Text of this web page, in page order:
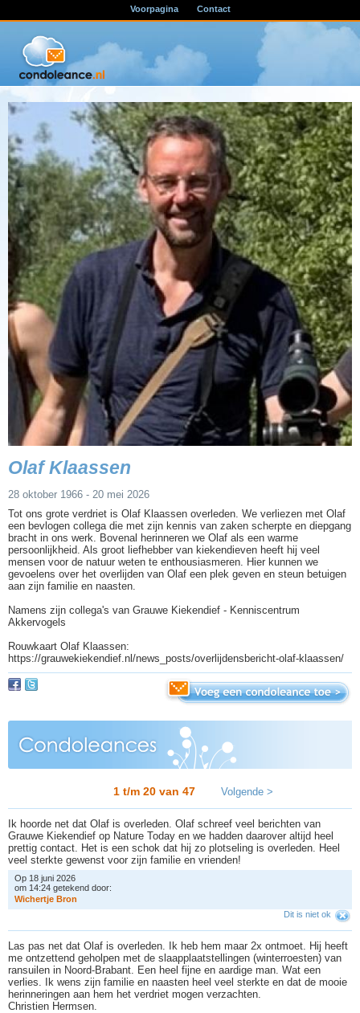
Voorpagina Contact
Olaf Klaassen
28 oktober 1966 - 20 mei 2026
Tot ons grote verdriet is Olaf Klaassen overleden. We verliezen met Olaf
een bevlogen collega die met zijn kennis van zaken scherpte en diepgang
bracht in ons werk. Bovenal herinneren we Olaf als een warme
persoonlijkheid. Als groot liefhebber van kiekendieven heeft hij veel
mensen voor de natuur weten te enthousiasmeren. Hier kunnen we
gevoelens over het overlijden van Olaf een plek geven en steun betuigen
aan zijn familie en naasten.
Namens zijn collega's van Grauwe Kiekendief - Kenniscentrum
Akkervogels
Rouwkaart Olaf Klaassen:
https://grauwekiekendief.nl/news_posts/overlijdensbericht-olaf-klaassen/
1 t/m 20 van 47 Volgende >
Ik hoorde net dat Olaf is overleden. Olaf schreef veel berichten van
Grauwe Kiekendief op Nature Today en we hadden daarover altijd heel
prettig contact. Het is een schok dat hij zo plotseling is overleden. Heel
veel sterkte gewenst voor zijn familie en vrienden!
Op 18 juni 2026
om 14:24 getekend door:
Wichertje Bron
Dit is niet ok
Las pas net dat Olaf is overleden. Ik heb hem maar 2x ontmoet. Hij heeft
me ontzettend geholpen met de slaapplaatstellingen (winterroesten) van
ransuilen in Noord-Brabant. Een heel fijne en aardige man. Wat een
verlies. Ik wens zijn familie en naasten heel veel sterkte en dat de mooie
herinneringen aan hem het verdriet mogen verzachten.
Christien Hermsen.